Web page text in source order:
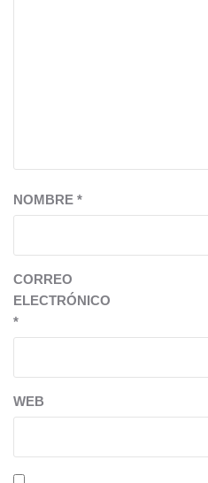
NOMBRE *
CORREO
ELECTRÓNICO
*
WEB